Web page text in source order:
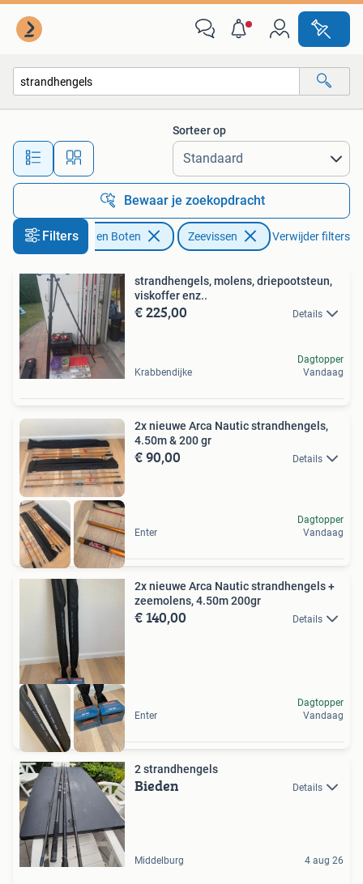
Alle afstanden…
Sorteer op
Bewaar je zoekopdracht
Filters
Watersport en Boten Zeevissen Verwijder filters
strandhengels, molens, driepootsteun,
viskoffer enz..
€ 225,00 Details
Krabbendijke
Dagtopper
Vandaag
2x nieuwe Arca Nautic strandhengels,
4.50m & 200 gr
€ 90,00 Details
Enter
Dagtopper
Vandaag
2x nieuwe Arca Nautic strandhengels +
zeemolens, 4.50m 200gr
€ 140,00 Details
Enter
Dagtopper
Vandaag
2 strandhengels
Bieden Details
Middelburg 4 aug 26